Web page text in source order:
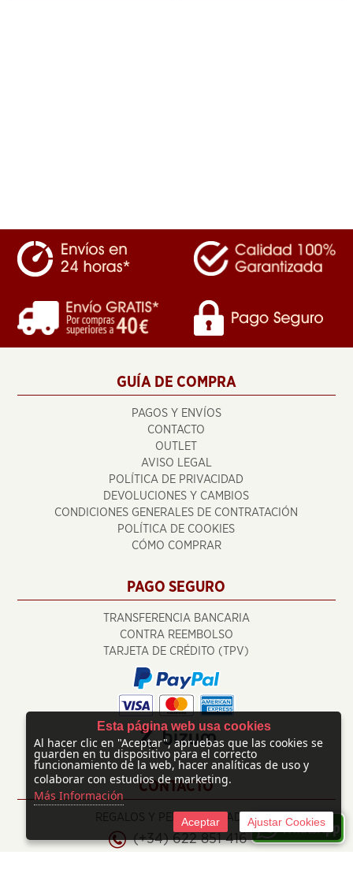
GUÍA DE COMPRA
PAGOS Y ENVÍOS
CONTACTO
OUTLET
AVISO LEGAL
POLÍTICA DE PRIVACIDAD
DEVOLUCIONES Y CAMBIOS
CONDICIONES GENERALES DE CONTRATACIÓN
POLÍTICA DE COOKIES
CÓMO COMPRAR
PAGO SEGURO
TRANSFERENCIA BANCARIA
CONTRA REEMBOLSO
TARJETA DE CRÉDITO (TPV)
CONTACTO
REGALOS Y PERSONALIZADOS
(+34) 622 851 416
Esta página web usa cookies
Al hacer clic en "Aceptar", apruebas que las cookies se
guarden en tu dispositivo para el correcto
funcionamiento de la web, hacer analíticas de uso y
colaborar con estudios de marketing.
Más Información
Aceptar Ajustar Cookies